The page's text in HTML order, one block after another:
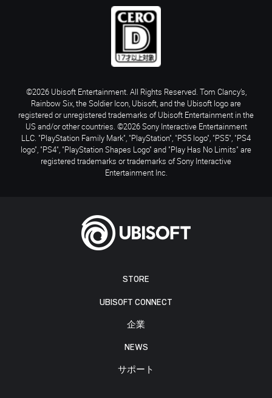
STORE
UBISOFT CONNECT
企業
NEWS
サポート
©2026 Ubisoft Entertainment. All Rights Reserved. Tom Clancy’s,
Rainbow Six, the Soldier Icon, Ubisoft, and the Ubisoft logo are
registered or unregistered trademarks of Ubisoft Entertainment in the
US and/or other countries. ©2026 Sony Interactive Entertainment
LLC. "PlayStation Family Mark", "PlayStation", "PS5 logo", "PS5", "PS4
logo", "PS4", "PlayStation Shapes Logo" and "Play Has No Limits" are
registered trademarks or trademarks of Sony Interactive
Entertainment Inc.